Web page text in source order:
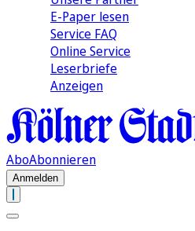
E-Paper lesen
Service FAQ
Online Service
Leserbriefe
Anzeigen
AboAbonnieren
Anmelden